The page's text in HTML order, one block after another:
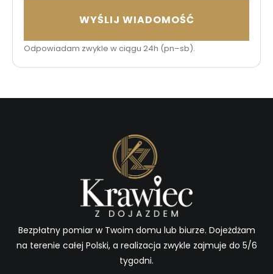
WYŚLIJ WIADOMOŚĆ
Odpowiadam zwykle w ciągu 24h (pn–sb).
Bezpłatny pomiar w Twoim domu lub biurze. Dojeżdżam
na terenie całej Polski, a realizacja zwykle zajmuje do 5/6
tygodni.